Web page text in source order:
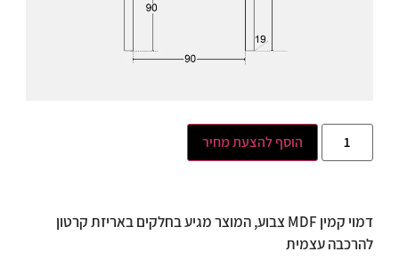
הוסף להצעת מחיר
דמוי קמין MDF צבוע, המוצר מגיע בחלקים באריזת קרטון
להרכבה עצמית